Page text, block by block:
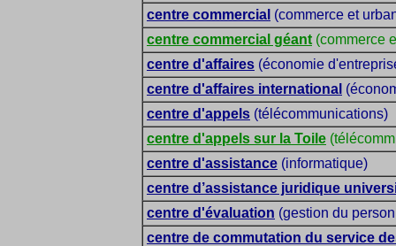
centre commercial (commerce et
centre commercial géant (commerce
centre d'affaires (économie
centre d'affaires international
centre d'appels (télécommunications)
centre d'appels sur la Toile
centre d'assistance (informatique)
centre d’assistance juridique
centre d'évaluation (gestion du
centre de commutation du service